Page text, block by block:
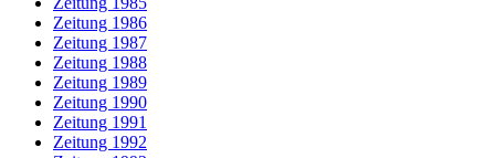
Zeitung 1986
Zeitung 1987
Zeitung 1988
Zeitung 1989
Zeitung 1990
Zeitung 1991
Zeitung 1992